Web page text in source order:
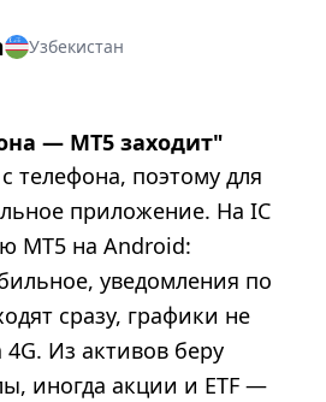
Узбекистан
— MT5 заходит"
телефона, поэтому для
приложение. На IC
MT5 на Android:
уведомления по
сразу, графики не
Из активов беру
иногда акции и ETF —